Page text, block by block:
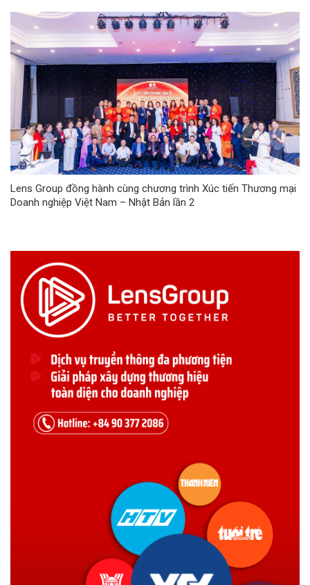
Lens Group đồng hành cùng chương trình Xúc tiến Thương mại
Doanh nghiệp Việt Nam – Nhật Bản lần 2